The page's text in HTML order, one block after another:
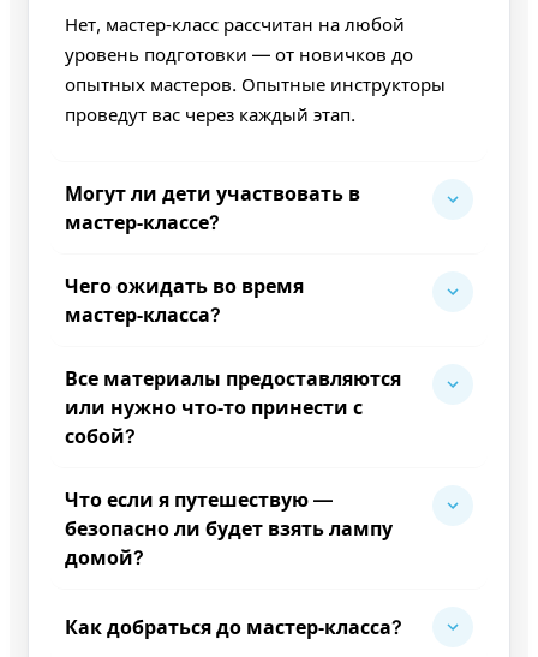
Нет, мастер‑класс рассчитан на любой
уровень подготовки — от новичков до
опытных мастеров. Опытные инструкторы
проведут вас через каждый этап.
Могут ли дети участвовать в
мастер‑классе?
Чего ожидать во время
мастер‑класса?
Все материалы предоставляются
или нужно что‑то принести с
собой?
Что если я путешествую —
безопасно ли будет взять лампу
домой?
Как добраться до мастер‑класса?